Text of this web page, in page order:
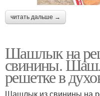
читать дальше →
Шашлык на
свинины.
решетке в
Шашлык из свинины на